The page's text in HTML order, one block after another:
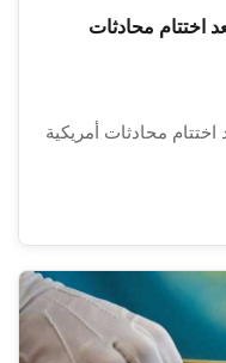
اختتام محادثات
اختتام محادثات أمريكية